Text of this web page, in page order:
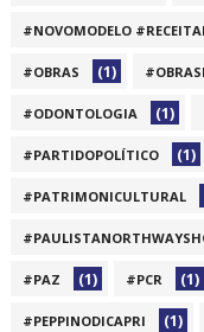
#NOVOMODELO
#OBRAS (1)
#ODONTOLOGIA (1)
#PARTIDOPOLÍTICO (1)
#PATRIMONICULTURAL
#PAZ (1) #PCR (1)
#PEPPINODICAPRI (1)